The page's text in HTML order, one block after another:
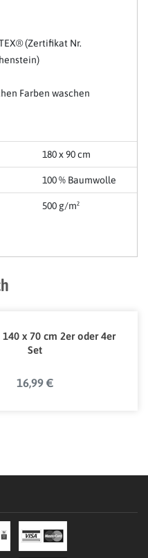
(Zertifikat Nr.
Farben waschen
180 x 90 cm
100 % Baumwolle
500 g/m²
140 x 70 cm 2er oder 4er
Set
16,99 €